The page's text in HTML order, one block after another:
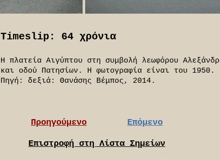
Timeslip: 64 χρόνια
Η πλατεία Αιγύπτου στη συμβολή λεωφόρου
και οδού Πατησίων. Η φωτογραφία είναι του 1950.
Πηγή: δεξιά: Θανάσης Βέμπος, 2014.
Προηγούμενο Επόμενο
Επιστροφή στη Λίστα Σημείων